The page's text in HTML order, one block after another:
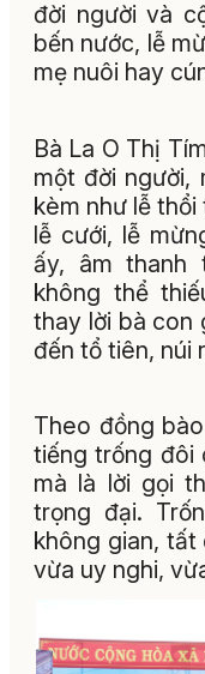
đời người và
bến nước, lễ
mẹ nuôi hay
Bà La O Thị
một đời người,
kèm như lễ
lễ cưới, lễ
ấy, âm thanh
không thể
thay lời bà con
đến tổ tiên, núi
Theo đồng
tiếng trống đôi
mà là lời gọi
trọng đại.
không gian,
vừa uy nghi,